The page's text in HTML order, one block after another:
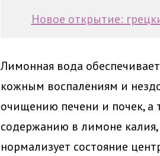
Новое открытие:
Лимонная вода
кожным воспалениям и
очищению печени и почек, а
содержанию в лимоне калия,
нормализует состояние